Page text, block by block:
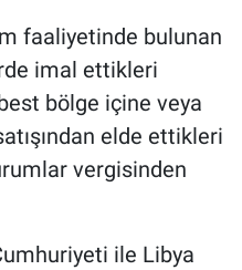
faaliyetinde bulunan
imal ettikleri
bölge içine veya
elde ettikleri
vergisinden
ile Libya